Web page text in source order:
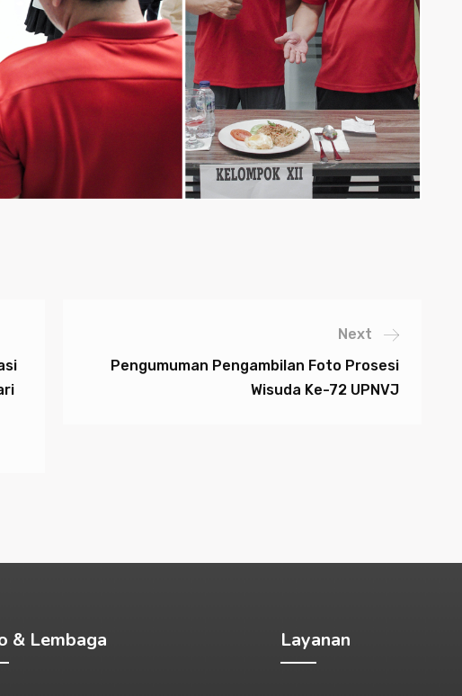
Next
Pengumuman Pengambilan Foto Prosesi
Wisuda Ke-72 UPNVJ
& Lembaga Layanan